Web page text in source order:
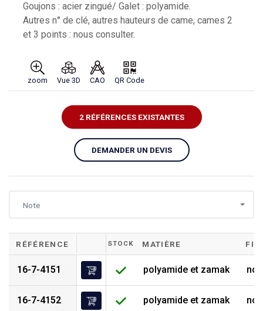
Goujons : acier zingué/ Galet : polyamide.
Autres n° de clé, autres hauteurs de came, cames 2
et 3 points : nous consulter.
zoom Vue 3D CAO QR Code
2 RÉFÉRENCES EXISTANTES
DEMANDER UN DEVIS
Note
RÉFÉRENCE STOCK MATIÈRE
16-7-4151 polyamide et zamak
16-7-4152 polyamide et zamak